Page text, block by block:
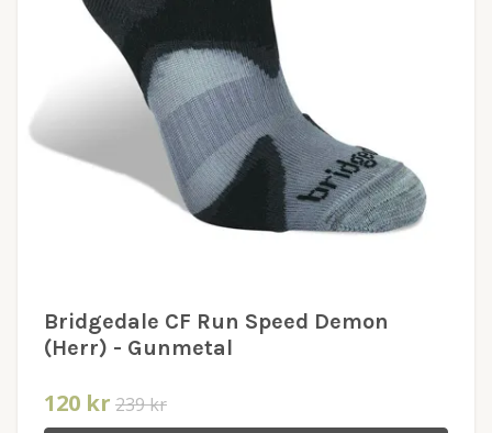
Bridgedale CF Run Speed Demon
(Herr) - Gunmetal
120 kr 239 kr